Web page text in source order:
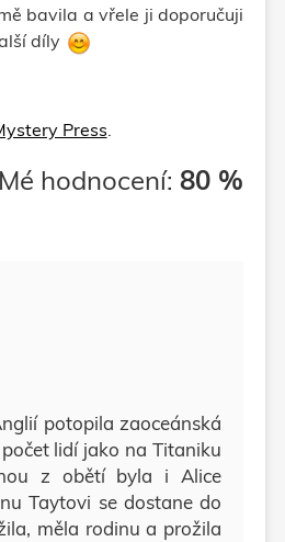
bavila a vřele ji doporučuji
díly
Press.
Mé hodnocení: 80 %
potopila zaoceánská
lidí jako na Titaniku
z obětí byla i Alice
Taytovi se dostane do
měla rodinu a prožila